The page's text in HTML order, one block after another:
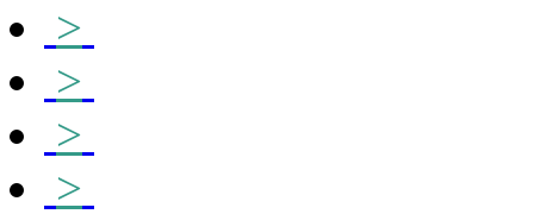
>
>
>
>